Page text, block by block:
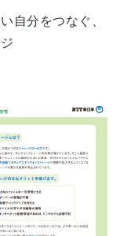
自分をつなぐ、